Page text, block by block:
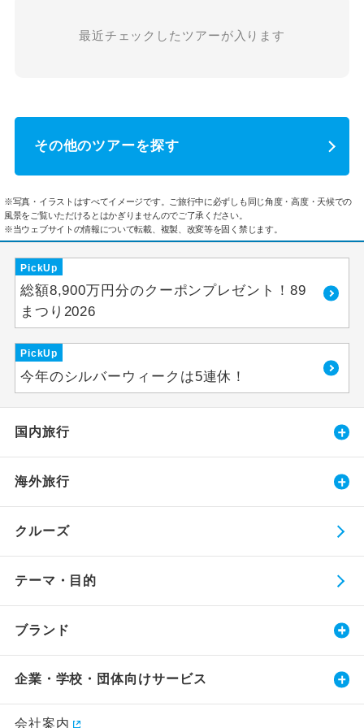
最近チェックしたツアーが入ります
その他のツアーを探す
※写真・イラストはすべてイメージです。ご旅行中に必ずしも同じ角度・高度・天候での
風景をご覧いただけるとはかぎりませんのでご了承ください。
※当ウェブサイトの情報について転載、複製、改変等を固く禁じます。
PickUp
総額8,900万円分のクーポンプレゼント！89
まつり2026
PickUp
今年のシルバーウィークは5連休！
国内旅行
海外旅行
クルーズ
テーマ・目的
ブランド
企業・学校・団体向けサービス
会社案内